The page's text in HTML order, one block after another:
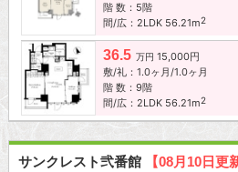
階 数：5階
間/広：2LDK 56.21m2
36.5 万円 15,000円
敷/礼：1.0ヶ月/1.0ヶ月
階 数：9階
間/広：2LDK 56.21m2
サンクレスト弐番館 【08月10日更